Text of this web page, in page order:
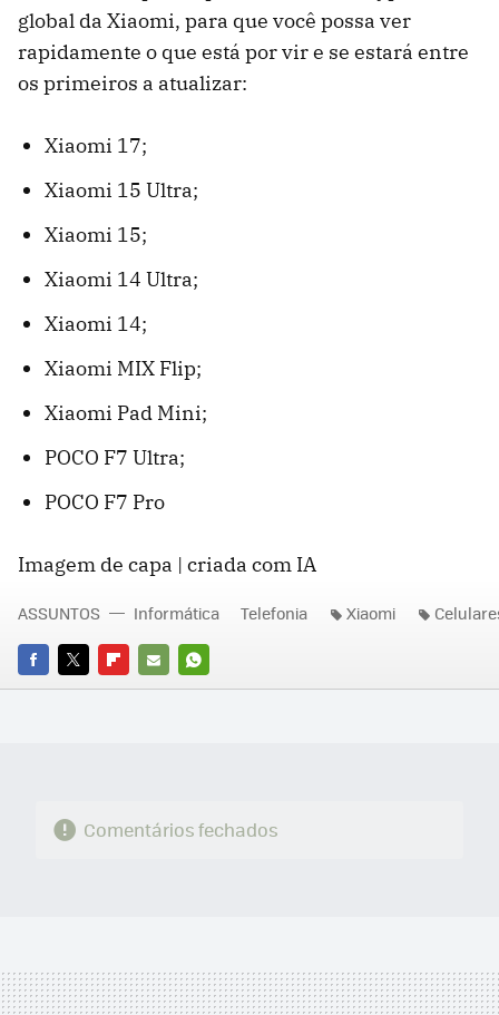
global da Xiaomi, para que você possa ver
rapidamente o que está por vir e se estará entre
os primeiros a atualizar:
Xiaomi 17;
Xiaomi 15 Ultra;
Xiaomi 15;
Xiaomi 14 Ultra;
Xiaomi 14;
Xiaomi MIX Flip;
Xiaomi Pad Mini;
POCO F7 Ultra;
POCO F7 Pro
Imagem de capa | criada com IA
FACEBOOK
TWITTERFLIPBOARD
E-
WHATSAPP
ASSUNTOS Informática Telefonia Xiaomi
Comentários fechados